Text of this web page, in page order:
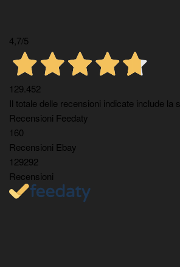
4,7/5
129.452
Il totale delle recensioni indicate include la
Recensioni Feedaty
160
Recensioni Ebay
129292
Recensioni